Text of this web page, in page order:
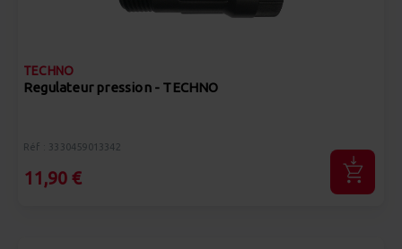
TECHNO
Regulateur pression - TECHNO
Réf : 3330459013342
11,90 €